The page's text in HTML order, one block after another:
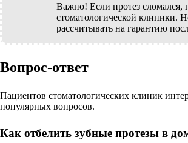
Важно! Если протез сломался,
стоматологической клиники.
рассчитывать на гарантию
Вопрос-ответ
Пациентов стоматологических клиник
популярных вопросов.
Как отбелить зубные протезы в